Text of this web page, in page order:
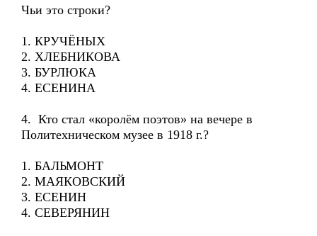
Чьи это строки?
1. КРУЧЁНЫХ
2. ХЛЕБНИКОВА
3. БУРЛЮКА
4. ЕСЕНИНА
4. Кто стал «королём поэтов» на вечере в
Политехническом музее в 1918 г.?
1. БАЛЬМОНТ
2. МАЯКОВСКИЙ
3. ЕСЕНИН
4. СЕВЕРЯНИН